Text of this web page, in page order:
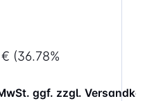
(36.78%
ggf. zzgl.